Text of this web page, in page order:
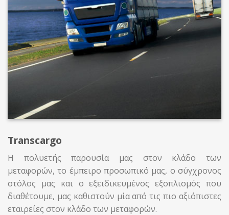
Transcargo
H πολυετής παρουσία μας στον κλάδο των
μεταφορών, το έμπειρο προσωπικό μας, ο σύγχρονος
στόλος μας και ο εξειδικευμένος εξοπλισμός που
διαθέτουμε, μας καθιστούν μία από τις πιο αξιόπιστες
εταιρείες στον κλάδο των μεταφορών.